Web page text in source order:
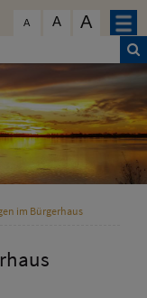
A A A
im Bürgerhaus